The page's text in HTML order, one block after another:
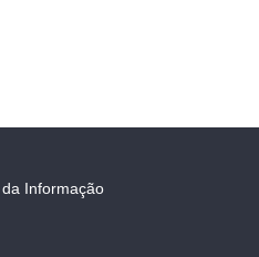
Informação